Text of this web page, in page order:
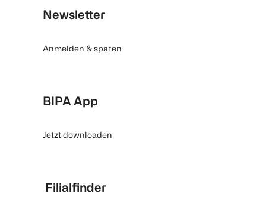
Newsletter
Anmelden & sparen
BIPA App
Jetzt downloaden
Filialfinder